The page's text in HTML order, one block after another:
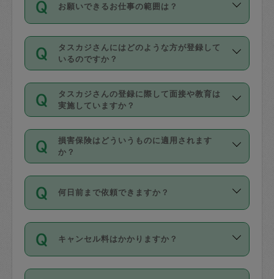
銀行振込や現金払いも対応していませ
なお、タスカジさんの交通費も、依頼料
金のご請求と合わせてお支払いとなりま
動計算で表示されます。
（例：毎週定期の場合は３回以上のキャ
ンセルが有償（1200円、隔週定期の場合
は２回以上のキャンセルが有償（1200
たり３時間です。
・ＡＭ ９時～１２時
・ＰＭ １３時～１６時
・夜 １８時～２１時
開始時間を２時間前後変更することが可
能です。依頼送信後、個別にタスカジさ
んにメッセージを送り調整してくださ
い。ただし、２時間を越えての調整はで
時間も被らない場合、損害保険の対象外
お願いできるお仕事の範囲は？
掃除、整理収納、洗濯、買い物、料理、
作り置きです。タスカジさんによってで
きる仕事の範囲が異なりますので、依頼
する前にタスカジさんのプロフィールで
確認してください。
基本的に、高所での作業や危険作業、屋
外での作業は対象外です。
タスカジさんにはどのような方が登録して
いるのですか？
主婦として長年の家事経験をお持ちの
方、栄養士・調理師といった資格者で保
育園や学校の給食やレストランで料理関
係の専門職に従事されていた方、日本で
すでにハウスキーパーや英語の先生とし
てお仕事をしているフィリピン出身の
社員など様々なバックグラウンドの方が
登録しています。
日本語も話せる方など様々です。
タスカジさんの登録に際して面接や教育は
実施していますか？
応募の際に、各自事務局との面接と説明
を行っています。その後、身分証明書の
写真提出をしていただいています。外国
確認しています。タスカジさんトレーニ
ング動画を使ったセルフトレーニングの
現場トライアルを受け、合格したタスカ
ジさんが活動されています。
損害保険はどういうものに適用されます
か？
依頼者とタスカジさんとの間でタスカジ
を通して成立した作業時間内での作業に
適用されます。作業範囲は、掃除、洗
です。作業中に物を壊したり、人にけが
をさせたりした場合が対象で、補償金額
何日前まで依頼できますか？
ご依頼は、現在を起点に3日後（72時間
以降）の日時から受付可能となっていま
す。
キャンセル料はかかりますか？
キャンセル料には、以下の2種類がありま